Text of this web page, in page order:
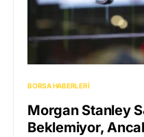
BORSA HABERLERI
Morgan Stanley
Beklemiyor,